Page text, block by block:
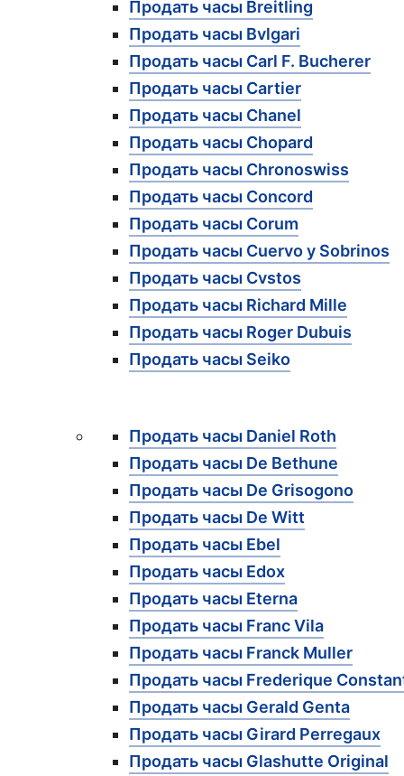
Продать часы Breitling
Продать часы Bvlgari
Продать часы Carl F. Bucherer
Продать часы Cartier
Продать часы Chanel
Продать часы Chopard
Продать часы Chronoswiss
Продать часы Concord
Продать часы Corum
Продать часы Cuervo y Sobrinos
Продать часы Cvstos
Продать часы Richard Mille
Продать часы Roger Dubuis
Продать часы Seiko
Продать часы Daniel Roth
Продать часы De Bethune
Продать часы De Grisogono
Продать часы De Witt
Продать часы Ebel
Продать часы Edox
Продать часы Eterna
Продать часы Franc Vila
Продать часы Franck Muller
Продать часы Frederique
Продать часы Gerald Genta
Продать часы Girard Perregaux
Продать часы Glashutte Original